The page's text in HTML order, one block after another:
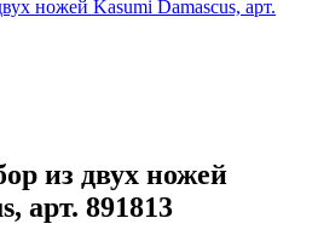
из двух ножей
арт. 891813